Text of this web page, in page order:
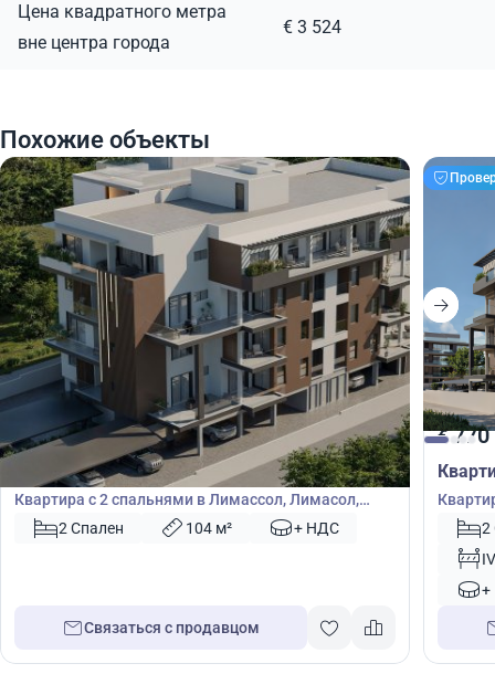
Цена квадратного метра
вне центра города
€ 3 524
Похожие объекты
€770 000
Квартира
Квартира с 2 спальнями в Лимассол, Лимасол,
Кипр № 49933
2 Спален 104 м² + НДС
Связаться с продавцом
€770
Кипр2